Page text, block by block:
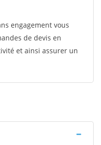
engagement vous
de devis en
et ainsi assurer un